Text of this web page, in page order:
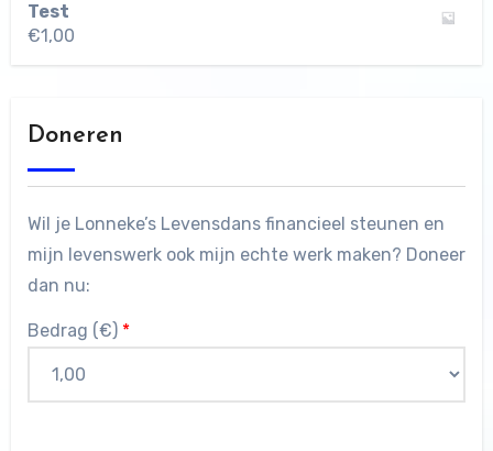
Test
€1,00
Doneren
Wil je Lonneke’s Levensdans financieel steunen en
mijn levenswerk ook mijn echte werk maken? Doneer
dan nu:
Bedrag (€) *